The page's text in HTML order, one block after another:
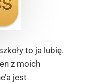
to ja lubię.
z moich
jest